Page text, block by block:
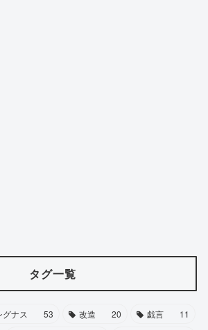
タグ一覧
グナス 53 改造 20 戯言
11